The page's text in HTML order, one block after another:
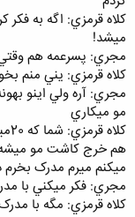
کلاه قرمزي: اگه به فکر
ميشد!
مجري: پسرعمه هم
کلاه قرمزي: يني منم
مجري: آره ولي اينو
مو ميکاري
ميکنم ميرم مدرک بخرم
مجري: فکر ميکني با
کلاه قرمزي: مگه با